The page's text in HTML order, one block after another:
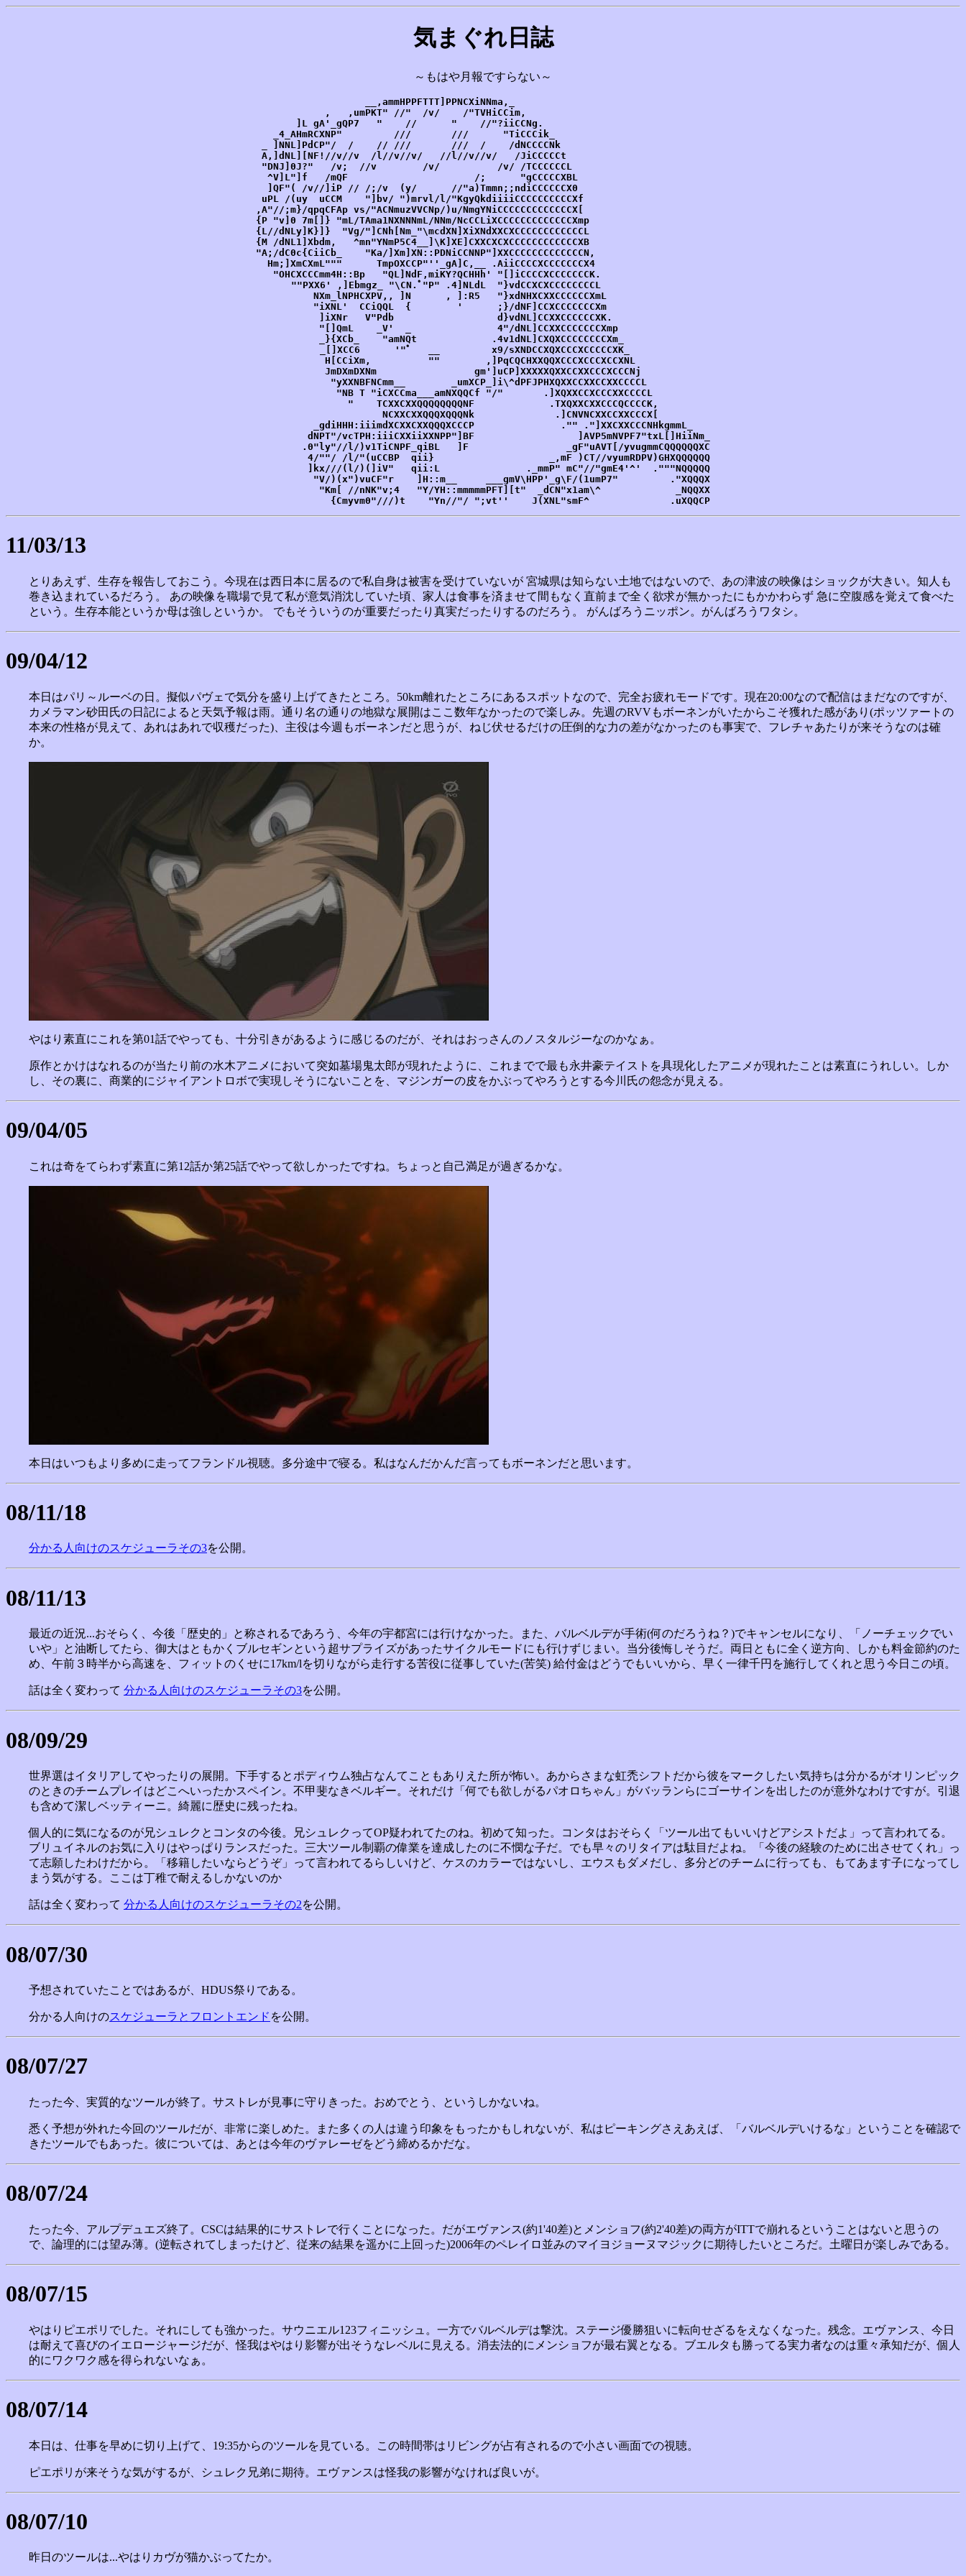
気まぐれ日誌
～もはや月報ですらない～
                   __,ammHPPFTTT]PPNCXiNNma,_
            ,   ,umPKT" //"  /v/    /"TVHiCCim,
       ]L gA'_gQP7   "    //      "    //"?iiCCNg.
   _4_AHmRCXNP"         ///       ///      "TiCCCik_
_ ]NNL]PdCP"/  /    // ///       ///  /    /dNCCCCNk
A,]dNL][NF!//v//v  /l//v//v/   //l//v//v/   /JiCCCCCt
"DNJ]0J?"   /v;  //v        /v/          /v/ /TCCCCCCL
  ^V]L"]f   /mQF                      /;      "gCCCCCXBL
  ]QF"( /v//]iP // /;/v  (y/      //"a)Tmmn;;ndiCCCCCCX0
uPL /(uy  uCCM    "]bv/ ")mrvl/l/"KgyQkdiiiiCCCCCCCCCCXf
,A"//;m}/qpqCFAp vs/"ACNmuzVVCNp/)u/NmgYNiCCCCCCCCCCCCCX[
{P "v]0 7m[]} "mL/TAma1NXNNNmL/NNm/NcCCLiXCCCCCCCCCCCCCXmp
{L//dNLy]K}]}  "Vg/"]CNh[Nm_"\mcdXN]XiXNdXXCXCCCCCCCCCCCCL
{M /dNL1]Xbdm,   ^mn"YNmP5C4__]\K]XE]CXXCXCXCCCCCCCCCCCCXB
"A;/dC0c{CiiCb_    "Ka/]Xm]XN::PDNiCCNNP"]XXCCCCCCCCCCCCCN,
  Hm;]XmCXmL"""      TmpOXCCP"''_gA]C,__ .AiiCCCCXCCCCCCCX4
   "OHCXCCCmm4H::Bp   "QL]NdF,miKY?QCHHh' "[]iCCCCXCCCCCCCK.
      ""PXX6' ,]Ebmgz_ "\CN.ﾟ"P" .4]NLdL  "}vdCCXCXCCCCCCCCL
          NXm_lNPHCXPV,, ]N      , ]:R5   "}xdNHXCXXCCCCCCXmL
          "iXNL'  CCiQQL  {        '      ;}/dNF]CCXCCCCCCCXm
           ]iXNr   V"Pdb                  d}vdNL]CCXXCCCCCCXK.
           "[]QmL    _V'  _               4"/dNL]CCXXCCCCCCCXmp
           _}{XCb_    "amNQt             .4v1dNL]CXQXCCCCCCCCXm_
           _[]XCC6      '"ﾟ   __         x9/sXNDCCXQXCCCXCCCCCXK_
            H[CCiXm,          ""        ,]PqCQCHXXQQXCCCXCCCXCCXNL
            JmDXmDXNm                 gm']uCP]XXXXXQXXCCXXCCCXCCCNj
             "yXXNBFNCmm__        _umXCP_]i\^dPFJPHXQXXCCXXCCXXCCCCL
              "NB T "iCXCCma___amNXQQCf "/"       .]XQXXCCXCCCXXCCCCL
                "    TCXXCXXQQQQQQQQNF             .TXQXXCXXCCCQCCCCK,
                      NCXXCXXQQQXQQQNk              .]CNVNCXXCCXXCCCX[
          _gdiHHH:iiimdXCXXCXXQQQXCCCP               ."" ."]XXCXXCCCNHkgmmL_
         dNPT"/vcTPH:iiiCXXiiXXNPP"]BF                  ]AVP5mNVPF7"txL[]HiiNm_
        .0"ly"//l/)v1TiCNPF_qiBL   ]F                 _gF"uAVT[/yvugmmCQQQQQQXC
         4/""/ /l/"(uCCBP  qii}                    _,mF )CT//vyumRDPV)GHXQQQQQQ
         ]kx///(l/)(]iV"   qii:L               ._mmP" mC"//"gmE4'^'  ."""NQQQQQ
          "V/)(x")vuCF"r    ]H::m__     ___gmV\HPP'_g\F/(1umP7"         ."XQQQX
           "Km[ //nNK"v;4   "Y/YH::mmmmmPFT][t"  _dCN"x1am\^             _NQQXX
             {Cmyvm0"///)t    "Yn//"/ ";vt''    J(XNL"smF^              .uXQQCP
11/03/13
とりあえず、生存を報告しておこう。今現在は西日本に居るので私自身は被害を受けていないが 宮城県は知らない土地ではないので、あの津波の映像はショックが大きい。知人も
巻き込まれているだろう。 あの映像を職場で見て私が意気消沈していた頃、家人は食事を済ませて間もなく直前まで全く欲求が無かったにもかかわらず 急に空腹感を覚えて食べた
という。生存本能というか母は強しというか。 でもそういうのが重要だったり真実だったりするのだろう。 がんばろうニッポン。がんばろうワタシ。
09/04/12
本日はパリ～ルーベの日。擬似パヴェで気分を盛り上げてきたところ。50km離れたところにあるスポットなので、完全お疲れモードです。現在20:00なので配信はまだなのですが、
カメラマン砂田氏の日記によると天気予報は雨。通り名の通りの地獄な展開はここ数年なかったので楽しみ。先週のRVVもボーネンがいたからこそ獲れた感があり(ポッツァートの
本来の性格が見えて、あれはあれで収穫だった)、主役は今週もボーネンだと思うが、ねじ伏せるだけの圧倒的な力の差がなかったのも事実で、フレチャあたりが来そうなのは確
か。
やはり素直にこれを第01話でやっても、十分引きがあるように感じるのだが、それはおっさんのノスタルジーなのかなぁ。
原作とかけはなれるのが当たり前の水木アニメにおいて突如墓場鬼太郎が現れたように、これまでで最も永井豪テイストを具現化したアニメが現れたことは素直にうれしい。しか
し、その裏に、商業的にジャイアントロボで実現しそうにないことを、マジンガーの皮をかぶってやろうとする今川氏の怨念が見える。
09/04/05
これは奇をてらわず素直に第12話か第25話でやって欲しかったですね。ちょっと自己満足が過ぎるかな。
本日はいつもより多めに走ってフランドル視聴。多分途中で寝る。私はなんだかんだ言ってもボーネンだと思います。
08/11/18
分かる人向けのスケジューラその3を公開。
08/11/13
最近の近況...おそらく、今後「歴史的」と称されるであろう、今年の宇都宮には行けなかった。また、バルベルデが手術(何のだろうね？)でキャンセルになり、「ノーチェックでい
いや」と油断してたら、御大はともかくブルセギンという超サプライズがあったサイクルモードにも行けずじまい。当分後悔しそうだ。両日ともに全く逆方向、しかも料金節約のた
め、午前３時半から高速を、フィットのくせに17km/lを切りながら走行する苦役に従事していた(苦笑) 給付金はどうでもいいから、早く一律千円を施行してくれと思う今日この頃。
話は全く変わって 分かる人向けのスケジューラその3を公開。
08/09/29
世界選はイタリアしてやったりの展開。下手するとポディウム独占なんてこともありえた所が怖い。あからさまな虹禿シフトだから彼をマークしたい気持ちは分かるがオリンピック
のときのチームプレイはどこへいったかスペイン。不甲斐なきベルギー。それだけ「何でも欲しがるパオロちゃん」がバッランらにゴーサインを出したのが意外なわけですが。引退
も含めて潔しベッティーニ。綺麗に歴史に残ったね。
個人的に気になるのが兄シュレクとコンタの今後。兄シュレクってOP疑われてたのね。初めて知った。コンタはおそらく「ツール出てもいいけどアシストだよ」って言われてる。
ブリュイネルのお気に入りはやっぱりランスだった。三大ツール制覇の偉業を達成したのに不憫な子だ。でも早々のリタイアは駄目だよね。「今後の経験のために出させてくれ」っ
て志願したわけだから。「移籍したいならどうぞ」って言われてるらしいけど、ケスのカラーではないし、エウスもダメだし、多分どのチームに行っても、もてあます子になってし
まう気がする。ここは丁稚で耐えるしかないのか
話は全く変わって 分かる人向けのスケジューラその2を公開。
08/07/30
予想されていたことではあるが、HDUS祭りである。
分かる人向けのスケジューラとフロントエンド を公開。
08/07/27
たった今、実質的なツールが終了。サストレが見事に守りきった。おめでとう、というしかないね。
悉く予想が外れた今回のツールだが、非常に楽しめた。また多くの人は違う印象をもったかもしれないが、私はピーキングさえあえば、「バルベルデいけるな」ということを確認で
きたツールでもあった。彼については、あとは今年のヴァレーゼをどう締めるかだな。
08/07/24
たった今、アルプデュエズ終了。CSCは結果的にサストレで行くことになった。だがエヴァンス(約1'40差)とメンショフ(約2'40差)の両方がITTで崩れるということはないと思うの
で、論理的には望み薄。(逆転されてしまったけど、従来の結果を遥かに上回った)2006年のペレイロ並みのマイヨジョーヌマジックに期待したいところだ。土曜日が楽しみである。
08/07/15
やはりピエポリでした。それにしても強かった。サウニエル123フィニッシュ。一方でバルベルデは撃沈。ステージ優勝狙いに転向せざるをえなくなった。残念。エヴァンス、今日
は耐えて喜びのイエロージャージだが、怪我はやはり影響が出そうなレベルに見える。消去法的にメンショフが最右翼となる。ブエルタも勝ってる実力者なのは重々承知だが、個人
的にワクワク感を得られないなぁ。
08/07/14
本日は、仕事を早めに切り上げて、19:35からのツールを見ている。この時間帯はリビングが占有されるので小さい画面での視聴。
ピエポリが来そうな気がするが、シュレク兄弟に期待。エヴァンスは怪我の影響がなければ良いが。
08/07/10
昨日のツールは...やはりカヴが猫かぶってたか。